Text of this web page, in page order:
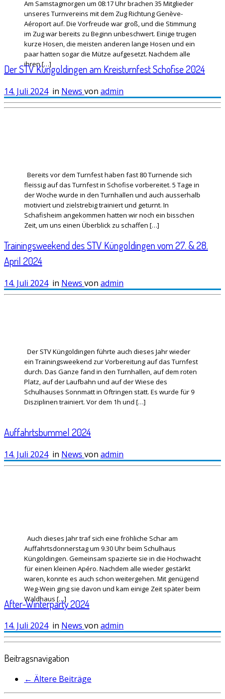
Am Samstagmorgen um 08:17 Uhr brachen 35 Mitglieder
unseres Turnvereins mit dem Zug Richtung Genève-
Aéroport auf. Die Vorfreude war groß, und die Stimmung
im Zug war bereits zu Beginn unbeschwert. Einige trugen
kurze Hosen, die meisten anderen lange Hosen und ein
paar hatten sogar die Mütze aufgesetzt. Nachdem alle
ihren […]
Bereits vor dem Turnfest haben fast 80 Turnende sich
fleissig auf das Turnfest in Schofise vorbereitet. 5 Tage in
der Woche wurde in den Turnhallen und auch ausserhalb
motiviert und zielstrebig trainiert und geturnt. In
Schafisheim angekommen hatten wir noch ein bisschen
Zeit, um uns einen Überblick zu schaffen […]
Der STV Küngoldingen am Kreisturnfest Schofise 2024
14. Juli 2024in News von admin
Der STV Küngoldingen führte auch dieses Jahr wieder
ein Trainingsweekend zur Vorbereitung auf das Turnfest
durch. Das Ganze fand in den Turnhallen, auf dem roten
Platz, auf der Laufbahn und auf der Wiese des
Schulhauses Sonnmatt in Oftringen statt. Es wurde für 9
Disziplinen trainiert. Vor dem 1h und […]
Trainingsweekend des STV Küngoldingen vom 27. & 28.
April 2024
14. Juli 2024in News von admin
Auch dieses Jahr traf sich eine fröhliche Schar am
Auffahrtsdonnerstag um 9.30 Uhr beim Schulhaus
Küngoldingen. Gemeinsam spazierte sie in die Hochwacht
für einen kleinen Apéro. Nachdem alle wieder gestärkt
waren, konnte es auch schon weitergehen. Mit genügend
Weg-Wein ging sie davon und kam einige Zeit später beim
Waldhaus […]
Auffahrtsbummel 2024
14. Juli 2024in News von admin
After-Winterparty 2024
14. Juli 2024in News von admin
Beitragsnavigation
← Ältere Beiträge